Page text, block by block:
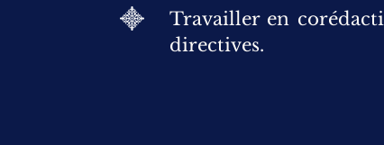
Travailler en
directives.